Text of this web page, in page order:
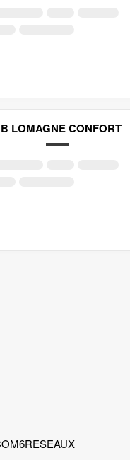
LOMAGNE CONFORT